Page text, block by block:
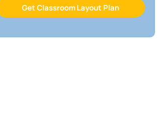
Get Classroom Layout Plan